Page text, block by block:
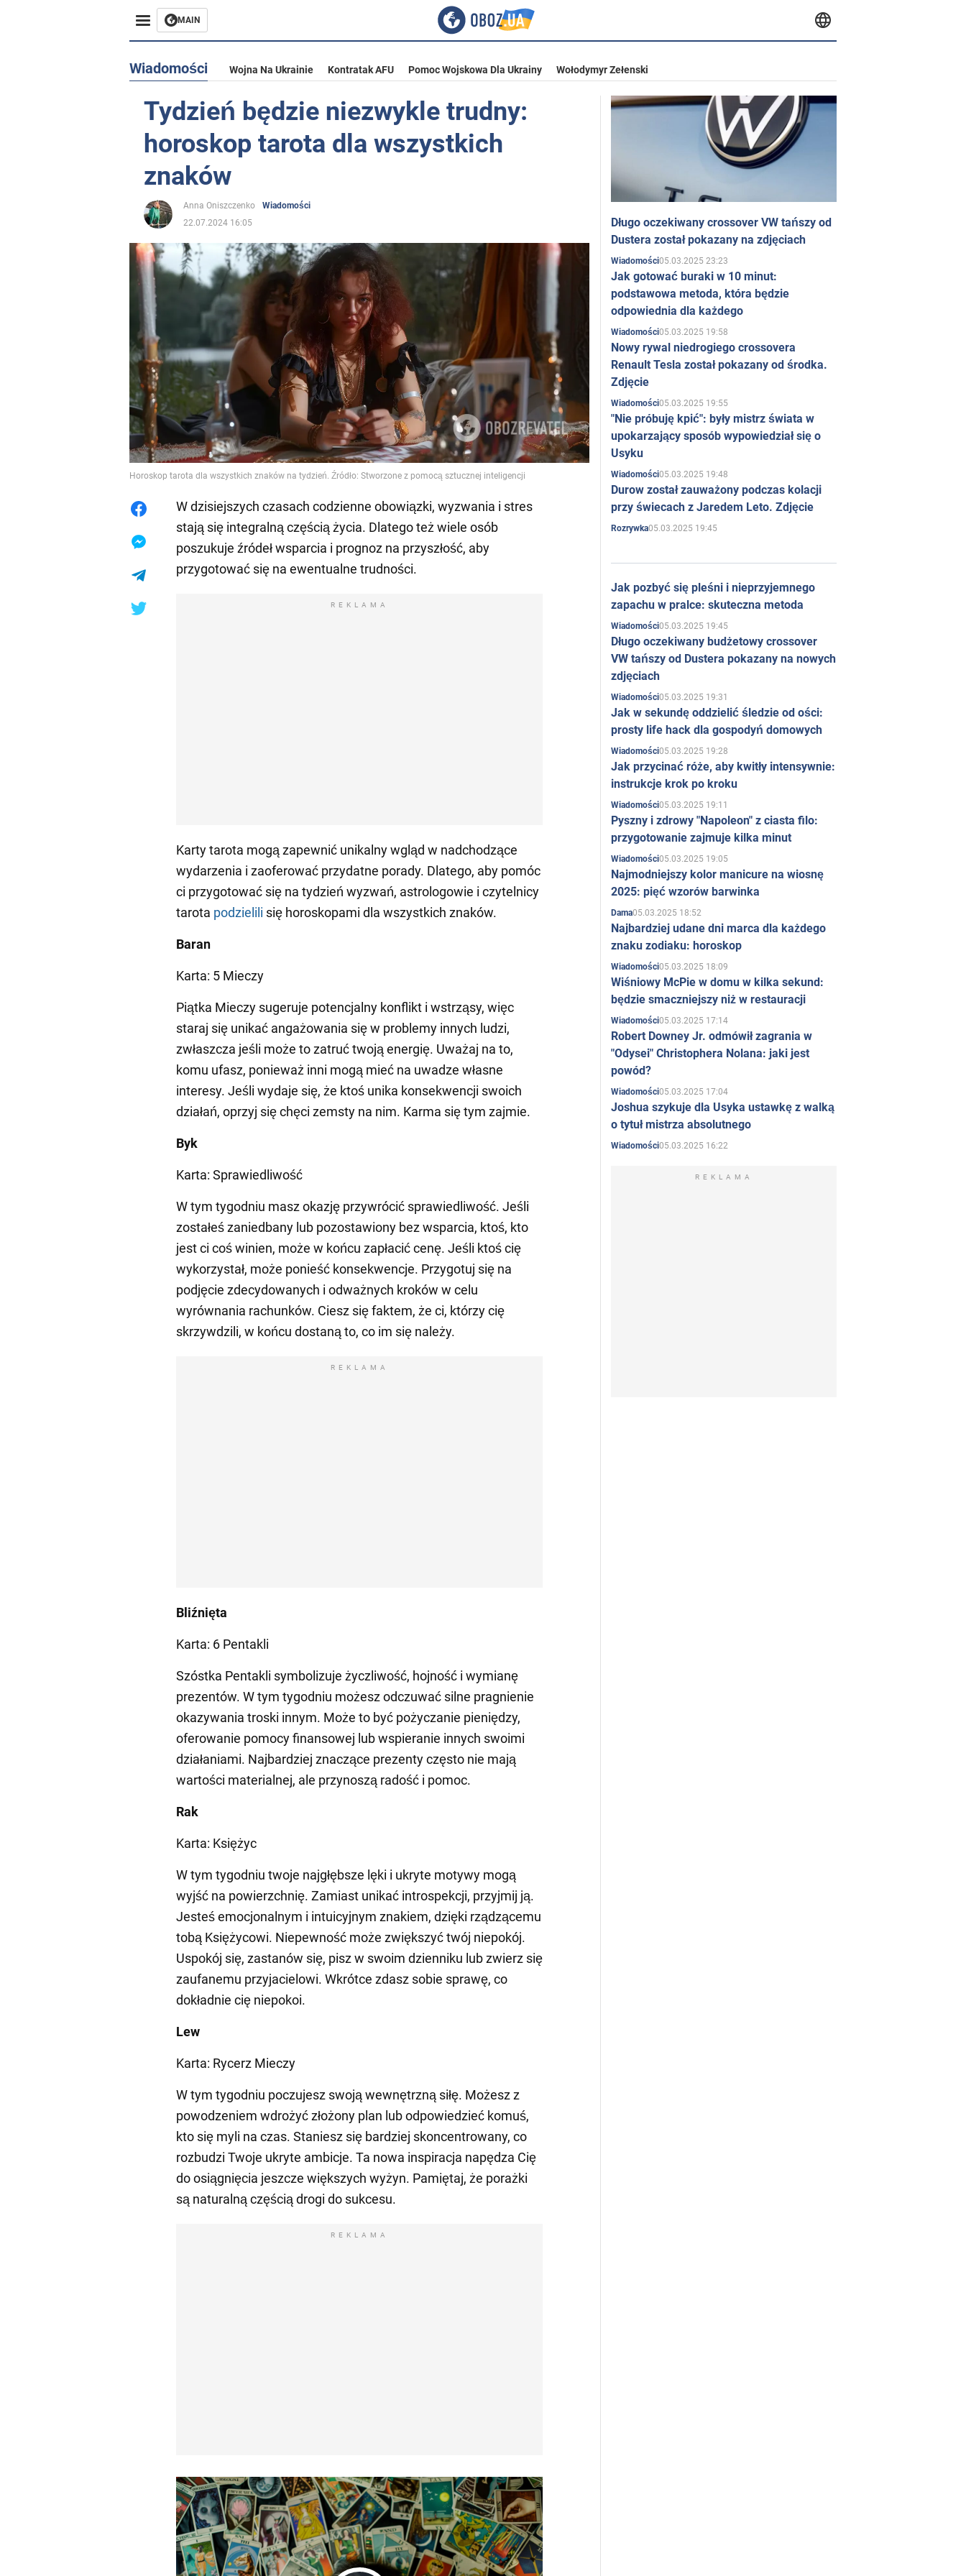
MAIN
Wiadomości Wojna Na Ukrainie Kontratak AFU Pomoc Wojskowa Dla Ukrainy Wołodymyr Zełenski
Tydzień będzie niezwykle trudny:
horoskop tarota dla wszystkich
znaków
Anna Oniszczenko
Wiadomości
22.07.2024 16:05
Horoskop tarota dla wszystkich znaków na tydzień. Źródło: Stworzone z pomocą sztucznej inteligencji
W dzisiejszych czasach codzienne obowiązki, wyzwania i stres
stają się integralną częścią życia. Dlatego też wiele osób
poszukuje źródeł wsparcia i prognoz na przyszłość, aby
przygotować się na ewentualne trudności.
REKLAMA
Karty tarota mogą zapewnić unikalny wgląd w nadchodzące
wydarzenia i zaoferować przydatne porady. Dlatego, aby pomóc
ci przygotować się na tydzień wyzwań, astrologowie i czytelnicy
tarota podzielili się horoskopami dla wszystkich znaków.
Baran
Karta: 5 Mieczy
Piątka Mieczy sugeruje potencjalny konflikt i wstrząsy, więc
staraj się unikać angażowania się w problemy innych ludzi,
zwłaszcza jeśli może to zatruć twoją energię. Uważaj na to,
komu ufasz, ponieważ inni mogą mieć na uwadze własne
interesy. Jeśli wydaje się, że ktoś unika konsekwencji swoich
działań, oprzyj się chęci zemsty na nim. Karma się tym zajmie.
Byk
Karta: Sprawiedliwość
W tym tygodniu masz okazję przywrócić sprawiedliwość. Jeśli
zostałeś zaniedbany lub pozostawiony bez wsparcia, ktoś, kto
jest ci coś winien, może w końcu zapłacić cenę. Jeśli ktoś cię
wykorzystał, może ponieść konsekwencje. Przygotuj się na
podjęcie zdecydowanych i odważnych kroków w celu
wyrównania rachunków. Ciesz się faktem, że ci, którzy cię
skrzywdzili, w końcu dostaną to, co im się należy.
REKLAMA
Bliźnięta
Karta: 6 Pentakli
Szóstka Pentakli symbolizuje życzliwość, hojność i wymianę
prezentów. W tym tygodniu możesz odczuwać silne pragnienie
okazywania troski innym. Może to być pożyczanie pieniędzy,
oferowanie pomocy finansowej lub wspieranie innych swoimi
działaniami. Najbardziej znaczące prezenty często nie mają
wartości materialnej, ale przynoszą radość i pomoc.
Rak
Karta: Księżyc
W tym tygodniu twoje najgłębsze lęki i ukryte motywy mogą
wyjść na powierzchnię. Zamiast unikać introspekcji, przyjmij ją.
Jesteś emocjonalnym i intuicyjnym znakiem, dzięki rządzącemu
tobą Księżycowi. Niepewność może zwiększyć twój niepokój.
Uspokój się, zastanów się, pisz w swoim dzienniku lub zwierz się
zaufanemu przyjacielowi. Wkrótce zdasz sobie sprawę, co
dokładnie cię niepokoi.
Lew
Karta: Rycerz Mieczy
W tym tygodniu poczujesz swoją wewnętrzną siłę. Możesz z
powodzeniem wdrożyć złożony plan lub odpowiedzieć komuś,
kto się myli na czas. Staniesz się bardziej skoncentrowany, co
rozbudzi Twoje ukryte ambicje. Ta nowa inspiracja napędza Cię
do osiągnięcia jeszcze większych wyżyn. Pamiętaj, że porażki
są naturalną częścią drogi do sukcesu.
REKLAMA
Długo oczekiwany crossover VW tańszy od
Dustera został pokazany na zdjęciach
Wiadomości05.03.2025 23:23
Jak gotować buraki w 10 minut:
podstawowa metoda, która będzie
odpowiednia dla każdego
Wiadomości05.03.2025 19:58
Nowy rywal niedrogiego crossovera
Renault Tesla został pokazany od środka.
Zdjęcie
Wiadomości05.03.2025 19:55
"Nie próbuję kpić": były mistrz świata w
upokarzający sposób wypowiedział się o
Usyku
Wiadomości05.03.2025 19:48
Durow został zauważony podczas kolacji
przy świecach z Jaredem Leto. Zdjęcie
Rozrywka05.03.2025 19:45
Jak pozbyć się pleśni i nieprzyjemnego
zapachu w pralce: skuteczna metoda
Wiadomości05.03.2025 19:45
Długo oczekiwany budżetowy crossover
VW tańszy od Dustera pokazany na nowych
zdjęciach
Wiadomości05.03.2025 19:31
Jak w sekundę oddzielić śledzie od ości:
prosty life hack dla gospodyń domowych
Wiadomości05.03.2025 19:28
Jak przycinać róże, aby kwitły intensywnie:
instrukcje krok po kroku
Wiadomości05.03.2025 19:11
Pyszny i zdrowy "Napoleon" z ciasta filo:
przygotowanie zajmuje kilka minut
Wiadomości05.03.2025 19:05
Najmodniejszy kolor manicure na wiosnę
2025: pięć wzorów barwinka
Dama05.03.2025 18:52
Najbardziej udane dni marca dla każdego
znaku zodiaku: horoskop
Wiadomości05.03.2025 18:09
Wiśniowy McPie w domu w kilka sekund:
będzie smaczniejszy niż w restauracji
Wiadomości05.03.2025 17:14
Robert Downey Jr. odmówił zagrania w
"Odysei" Christophera Nolana: jaki jest
powód?
Wiadomości05.03.2025 17:04
Joshua szykuje dla Usyka ustawkę z walką
o tytuł mistrza absolutnego
Wiadomości05.03.2025 16:22
REKLAMA